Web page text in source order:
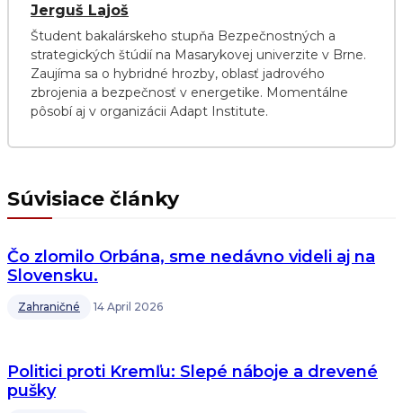
Jerguš Lajoš
Študent bakalárskeho stupňa Bezpečnostných a
strategických štúdií na Masarykovej univerzite v Brne.
Zaujíma sa o hybridné hrozby, oblasť jadrového
zbrojenia a bezpečnosť v energetike. Momentálne
pôsobí aj v organizácii Adapt Institute.
Súvisiace články
Čo zlomilo Orbána, sme nedávno videli aj na
Slovensku.
Zahraničné 14 April 2026
Politici proti Kremľu: Slepé náboje a drevené
pušky